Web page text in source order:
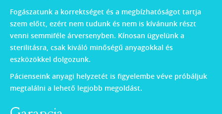
Fogászatunk a korrektséget és a megbízhatóságot tartja
szem előtt, ezért nem tudunk és nem is kívánunk részt
venni semmiféle árversenyben. Kínosan ügyelünk a
sterilitásra, csak kiváló minőségű anyagokkal és
eszközökkel dolgozunk.
Pácienseink anyagi helyzetét is figyelembe véve próbáljuk
megtalálni a lehető legjobb megoldást.